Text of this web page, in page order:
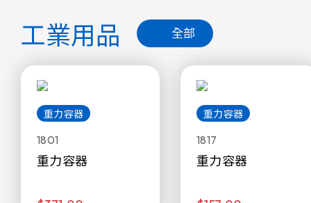
工業用品 全部
重力容器
1801
重力容器
重力容器
1817
重力容器